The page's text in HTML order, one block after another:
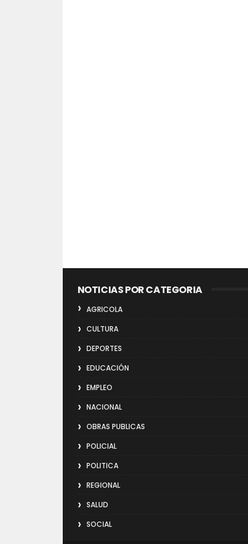
NOTICIAS POR CATEGORIA
AGRICOLA
CULTURA
DEPORTES
EDUCACIÓN
EMPLEO
NACIONAL
OBRAS PUBLICAS
POLICIAL
POLITICA
REGIONAL
SALUD
SOCIAL